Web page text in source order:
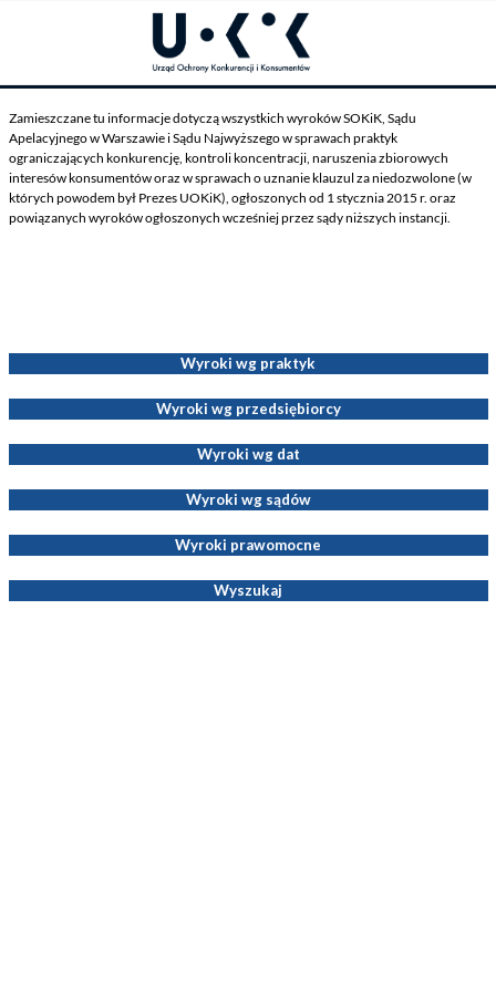
Zamieszczane tu informacje dotyczą wszystkich wyroków SOKiK, Sądu
Apelacyjnego w Warszawie i Sądu Najwyższego w sprawach praktyk
ograniczających konkurencję, kontroli koncentracji, naruszenia zbiorowych
interesów konsumentów oraz w sprawach o uznanie klauzul za niedozwolone (w
których powodem był Prezes UOKiK), ogłoszonych od 1 stycznia 2015 r. oraz
powiązanych wyroków ogłoszonych wcześniej przez sądy niższych instancji.
Wyroki wg praktyk
Wyroki wg przedsiębiorcy
Wyroki wg dat
Wyroki wg sądów
Wyroki prawomocne
Wyszukaj